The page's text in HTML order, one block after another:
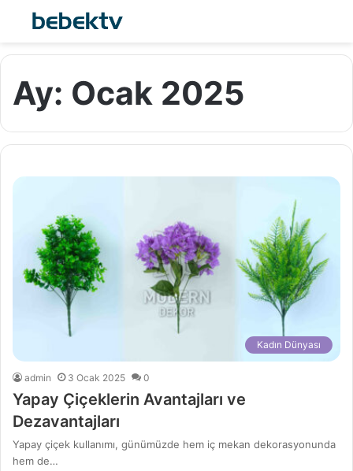
Ay: Ocak 2025
Kadın Dünyası
admin 3 Ocak 2025 0
Yapay Çiçeklerin Avantajları ve
Dezavantajları
Yapay çiçek kullanımı, günümüzde hem iç mekan dekorasyonunda
hem de…